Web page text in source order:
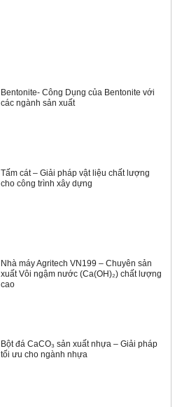
Bentonite- Công Dụng của Bentonite với
các ngành sản xuất
Tấm cát – Giải pháp vật liệu chất lượng
cho công trình xây dựng
Nhà máy Agritech VN199 – Chuyên sản
xuất Vôi ngậm nước (Ca(OH)₂) chất lượng
cao
Bột đá CaCO₃ sản xuất nhựa – Giải pháp
tối ưu cho ngành nhựa